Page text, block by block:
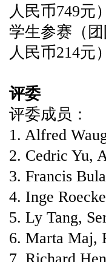
人民币749元
学生参赛（
人民币214元
评委
评委成员：
1. Alfred
2. Cedric Yu,
3. Francis
4. Inge
5. Ly Tang,
6. Marta Maj,